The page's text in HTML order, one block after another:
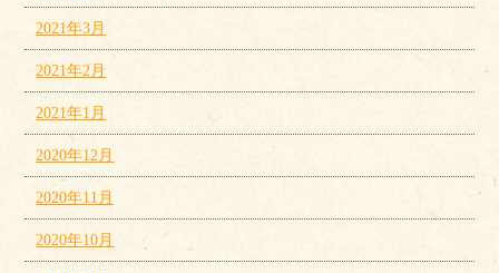
2021年3月
2021年2月
2021年1月
2020年12月
2020年11月
2020年10月